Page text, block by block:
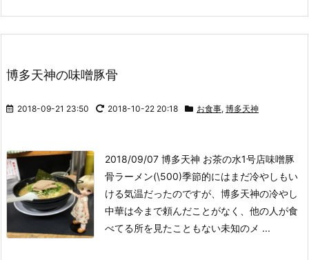
博多天神の味噌豚骨
2018-09-21 23:50 2018-10-22 20:18 お食事, 博多天神
2018/09/07 博多天神 お茶の水1号店味噌豚
骨ラーメン(\500)季節的にはまだ冷やしもい
ける気温だったのですが、博多天神の冷やし
中華は今まで頼んだことがなく、他の人が食
べてる所を見たこともない未知のメ ...